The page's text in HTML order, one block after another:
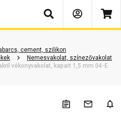
Keresés
cement, szilikon
Nemesvakolat, színezővakolat
vékonyvakolat, kapart 1,5 mm 04-E
és válaszok Kapcsolódó cikkek